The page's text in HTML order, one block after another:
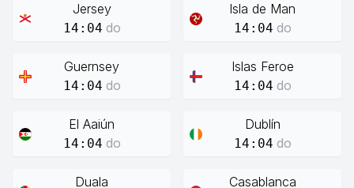
Jersey
14:04 do
Isla de Man
14:04 do
Guernsey
14:04 do
Islas Feroe
14:04 do
El Aaiún
14:04 do
Dublín
14:04 do
Duala Casablanca